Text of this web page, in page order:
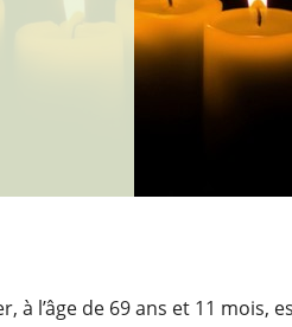
à l’âge de 69 ans et 11